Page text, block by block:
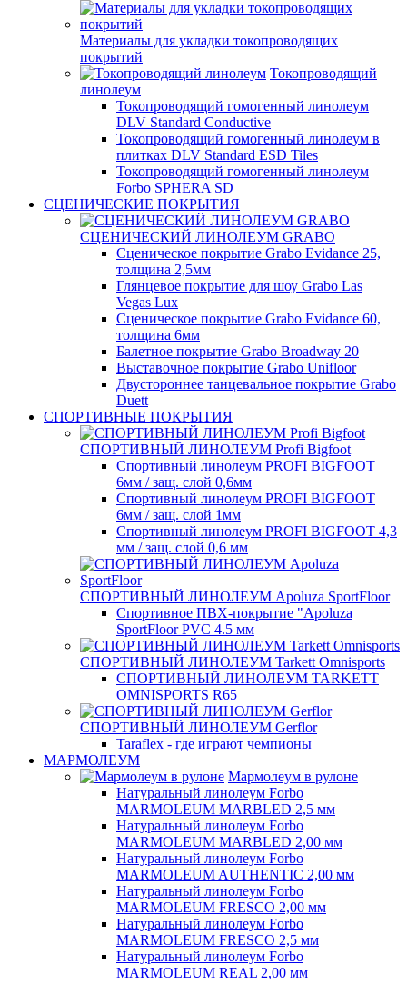
Материалы для укладки токопроводящих
покрытий
Токопроводящий
линолеум
Токопроводящий гомогенный линолеум
DLV Standard Conductive
Токопроводящий гомогенный линолеум в
плитках DLV Standard ESD Tiles
Токопроводящий гомогенный линолеум
Forbo SPHERA SD
СЦЕНИЧЕСКИЕ ПОКРЫТИЯ
СЦЕНИЧЕСКИЙ ЛИНОЛЕУМ GRABO
Сценическое покрытие Grabo Evidance 25,
толщина 2,5мм
Глянцевое покрытие для шоу Grabo Las
Vegas Lux
Сценическое покрытие Grabo Evidance 60,
толщина 6мм
Балетное покрытие Grabo Broadway 20
Выставочное покрытие Grabo Unifloor
Двустороннее танцевальное покрытие Grabo
Duett
СПОРТИВНЫЕ ПОКРЫТИЯ
СПОРТИВНЫЙ ЛИНОЛЕУМ Profi Bigfoot
Спортивный линолеум PROFI BIGFOOT
6мм / защ. слой 0,6мм
Спортивный линолеум PROFI BIGFOOT
6мм / защ. слой 1мм
Спортивный линолеум PROFI BIGFOOT 4,3
мм / защ. слой 0,6 мм
СПОРТИВНЫЙ ЛИНОЛЕУМ Apoluza SportFloor
Спортивное ПВХ-покрытие "Apoluza
SportFloor PVC 4.5 мм
СПОРТИВНЫЙ ЛИНОЛЕУМ Tarkett Omnisports
СПОРТИВНЫЙ ЛИНОЛЕУМ TARKETT
OMNISPORTS R65
СПОРТИВНЫЙ ЛИНОЛЕУМ Gerflor
Taraflex - где играют чемпионы
МАРМОЛЕУМ
Мармолеум в рулоне
Натуральный линолеум Forbo
MARMOLEUM MARBLED 2,5 мм
Натуральный линолеум Forbo
MARMOLEUM MARBLED 2,00 мм
Натуральный линолеум Forbo
MARMOLEUM AUTHENTIC 2,00 мм
Натуральный линолеум Forbo
MARMOLEUM FRESCO 2,00 мм
Натуральный линолеум Forbo
MARMOLEUM FRESCO 2,5 мм
Натуральный линолеум Forbo
MARMOLEUM REAL 2,00 мм